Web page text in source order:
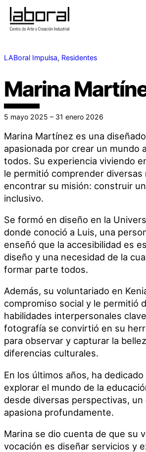
LABoral Impulsa, Residentes
Marina
5 mayo 2025 – 31 enero 2026
Marina Martínez es una
apasionada por crear un mundo
todos. Su experiencia viviendo
le permitió comprender diversas
encontrar su misión: construir
inclusivo.
Se formó en diseño en la
donde conoció a Luis, una
enseñó que la accesibilidad es
diseño y una necesidad de la
formar parte todos.
Además, su voluntariado en
compromiso social y le permitió
habilidades interpersonales
fotografía se convirtió en su
para observar y capturar la
diferencias culturales.
En los últimos años, ha
explorar el mundo de la
desde diversas perspectivas, un
apasiona profundamente.
Marina se dio cuenta de que su
vocación es diseñar servicios y